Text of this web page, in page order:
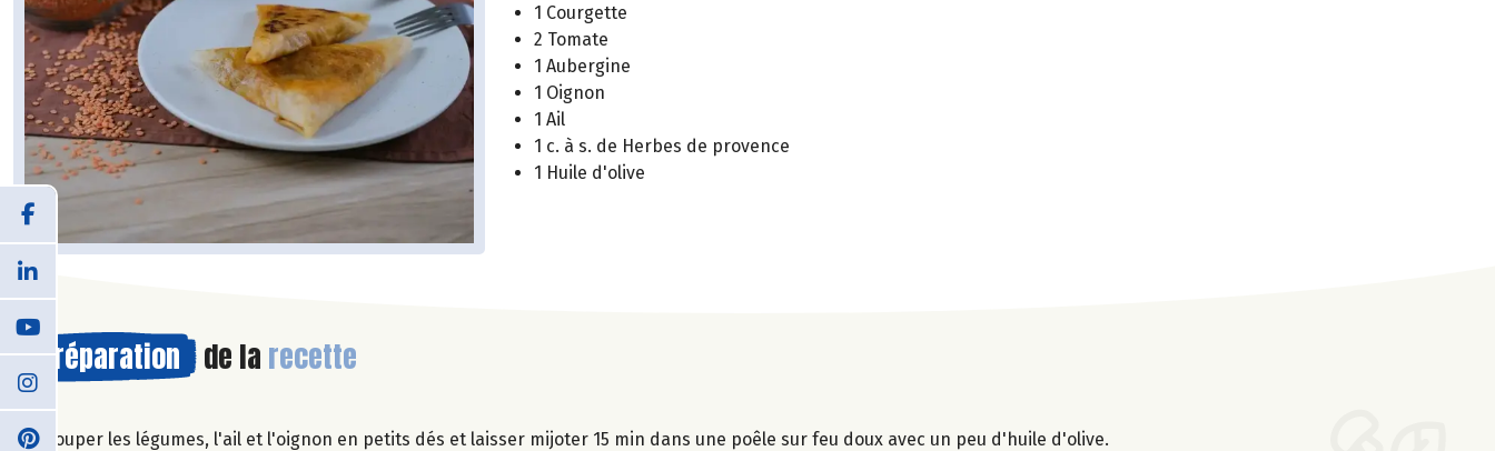
1 Courgette
2 Tomate
1 Aubergine
1 Oignon
1 Ail
1 c. à s. de Herbes de provence
1 Huile d'olive
Préparation de la recette
Couper les légumes, l'ail et l'oignon en petits dés et laisser mijoter 15 min dans une poêle sur feu doux avec un peu d'huile d'olive.